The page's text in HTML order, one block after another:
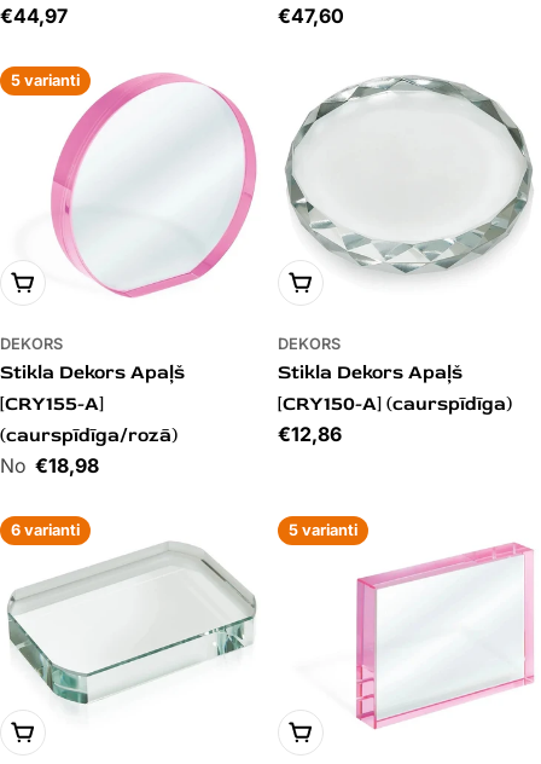
Cena
€44,97
Cena
€47,60
5 varianti
PIEVIENOT GROZAM
DEKORS
Stikla Dekors Apaļš
[CRY155-A]
(caurspīdīga/rozā)
Cena€18,98
PIEVIENOT GROZAM
DEKORS
Stikla Dekors Apaļš
[CRY150-A] (caurspīdīga)
Cena
€12,86
6 varianti
PIEVIENOT GROZAM
5 varianti
PIEVIENOT GROZAM